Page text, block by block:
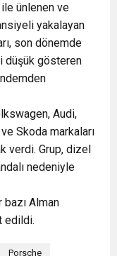
ile ünlenen ve
yakalayan
son dönemde
düşük gösteren
Audi,
Skoda markaları
verdi. Grup, dizel
nedeniyle
bazı Alman
edildi.
Porsche